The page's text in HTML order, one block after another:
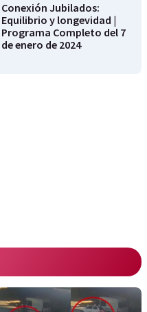
Conexión Jubilados:
Equilibrio y longevidad |
Programa Completo del 7
de enero de 2024